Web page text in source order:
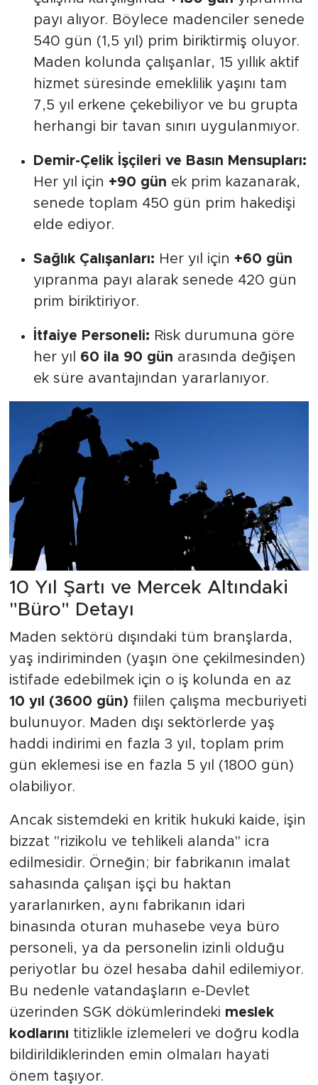
payı alıyor. Böylece madenciler senede
540 gün (1,5 yıl) prim biriktirmiş oluyor.
Maden kolunda çalışanlar, 15 yıllık aktif
hizmet süresinde emeklilik yaşını tam
7,5 yıl erkene çekebiliyor ve bu grupta
herhangi bir tavan sınırı uygulanmıyor.
Demir-Çelik İşçileri ve Basın Mensupları:
Her yıl için +90 gün ek prim kazanarak,
senede toplam 450 gün prim hakedişi
elde ediyor.
Sağlık Çalışanları: Her yıl için +60 gün
yıpranma payı alarak senede 420 gün
prim biriktiriyor.
İtfaiye Personeli: Risk durumuna göre
her yıl 60 ila 90 gün arasında değişen
ek süre avantajından yararlanıyor.
10 Yıl Şartı ve Mercek Altındaki
"Büro" Detayı
Maden sektörü dışındaki tüm branşlarda,
yaş indiriminden (yaşın öne çekilmesinden)
istifade edebilmek için o iş kolunda en az
10 yıl (3600 gün) fiilen çalışma mecburiyeti
bulunuyor. Maden dışı sektörlerde yaş
haddi indirimi en fazla 3 yıl, toplam prim
gün eklemesi ise en fazla 5 yıl (1800 gün)
olabiliyor.
Ancak sistemdeki en kritik hukuki kaide, işin
bizzat "rizikolu ve tehlikeli alanda" icra
edilmesidir. Örneğin; bir fabrikanın imalat
sahasında çalışan işçi bu haktan
yararlanırken, aynı fabrikanın idari
binasında oturan muhasebe veya büro
personeli, ya da personelin izinli olduğu
periyotlar bu özel hesaba dahil edilemiyor.
Bu nedenle vatandaşların e-Devlet
üzerinden SGK dökümlerindeki meslek
kodlarını titizlikle izlemeleri ve doğru kodla
bildirildiklerinden emin olmaları hayati
önem taşıyor.